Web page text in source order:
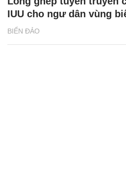
BIỂN ĐẢO
IUU cho ngư dân vùng